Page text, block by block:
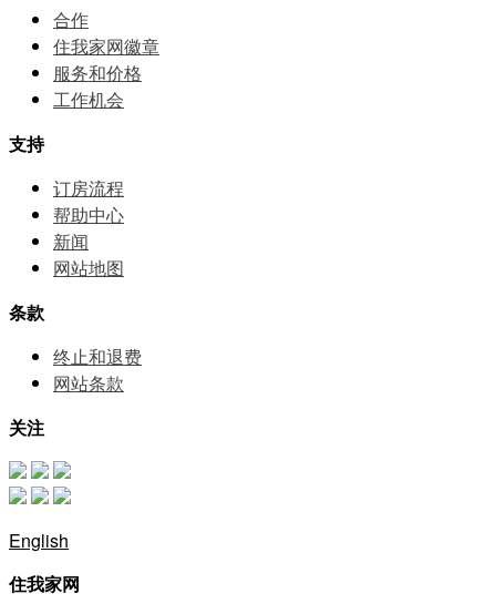
合作
住我家网徽章
服务和价格
⼯作机会
支持
订房流程
帮助中⼼
新闻
网站地图
条款
终止和退费
网站条款
关注
English
住我家网